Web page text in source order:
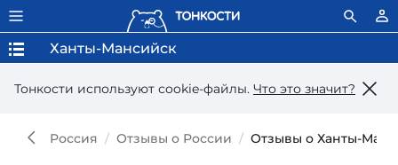
Тонкости используют сookie-файлы. Что это значит?
Ханты-Мансийск
Россия Отзывы о России Отзывы о Ханты-